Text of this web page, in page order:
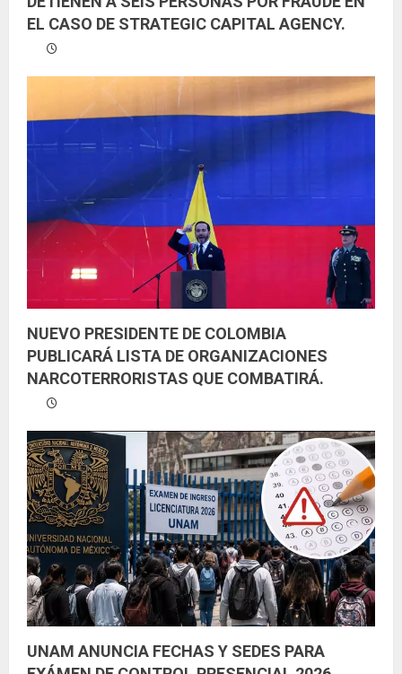
o
EL CASO DE STRATEGIC CAPITAL AGENCY.
NUEVO PRESIDENTE DE COLOMBIA
PUBLICARÁ LISTA DE ORGANIZACIONES
NARCOTERRORISTAS QUE COMBATIRÁ.
UNAM ANUNCIA FECHAS Y SEDES PARA